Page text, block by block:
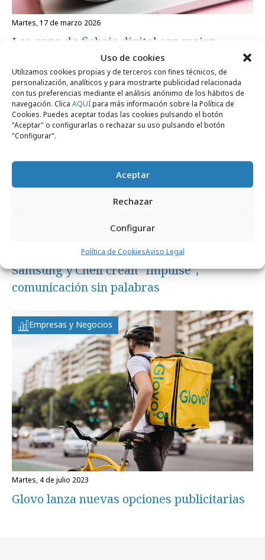
Uso de cookies
Utilizamos cookies propias y de terceros con fines técnicos, de
personalización, analíticos y para mostrarte publicidad relacionada
con tus preferencias mediante el análisis anónimo de los hábitos de
navegación. Clica AQUÍpara más información sobre la Política de
Cookies. Puedes aceptar todas las cookies pulsando el botón
"Aceptar" o configurarlas o rechazar su uso pulsando el botón
"Configurar".
Aceptar
Rechazar
Configurar
Política de CookiesAviso Legal
martes, 17 de marzo 2026
Las apps de fichaje digital con mejor
relación calidad/precio
Empresas y Negocios
miércoles, 5 de junio 2024
Samsung y Cheil crean "Impulse",
comunicación sin palabras
Empresas y Negocios
martes, 4 de julio 2023
Glovo lanza nuevas opciones publicitarias